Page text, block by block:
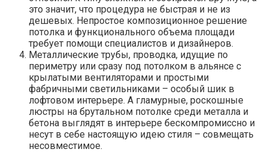
это значит, что процедура не быстрая и не из
дешевых. Непростое композиционное решение
потолка и функционального объема площади
требует помощи специалистов и дизайнеров.
Металлические трубы, проводка, идущие по
периметру или сразу под потолком в альянсе с
крылатыми вентиляторами и простыми
фабричными светильниками – особый шик в
лофтовом интерьере. А гламурные, роскошные
люстры на брутальном потолке среди металла и
бетона выглядят в интерьере бескомпромиссно и
несут в себе настоящую идею стиля – совмещать
несовместимое.